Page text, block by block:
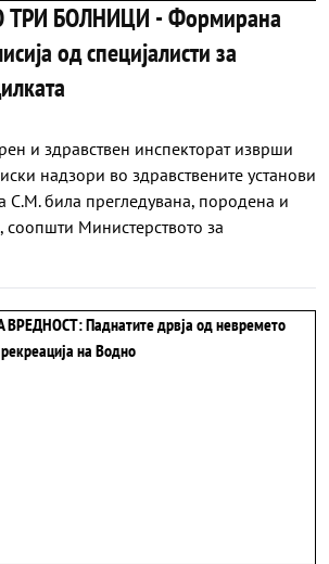
ТРИ БОЛНИЦИ - Формирана
од специјалисти за
и здравствен инспекторат изврши
надзори во здравствените установи
С.М. била прегледувана, породена и
соопшти Министерството за